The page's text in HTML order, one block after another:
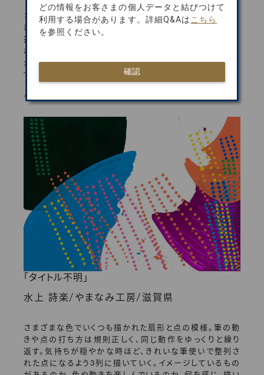
さまざまな色でいくつも描かれた扇形と点の模様。筆の動
きや点の打ち方は規則正しく、同じ動作をゆっくりと繰り
返す。気持ちが穏やかな時ほど、きれいな筆使いで整列さ
れた点になるよう3列に描いていく。イメージしているもの
があるのか、色や動きを楽しんでいるのか。何を感じ、描い
ているのかは彼にしか分からない。
///
「タイトル不明」
水上 詩楽/ やまなみ工房/ 滋賀県
さまざまな色でいくつも描かれた扇形と点の模様。筆の動
きや点の打ち方は規則正しく、同じ動作をゆっくりと繰り
返す。気持ちが穏やかな時ほど、きれいな筆使いで整列さ
れた点になるよう3列に描いていく。イメージしているもの
どの情報をお客さまの個人データと結びつけて
利用する場合があります。詳細Q&Aは こちら
を参照ください。
確認